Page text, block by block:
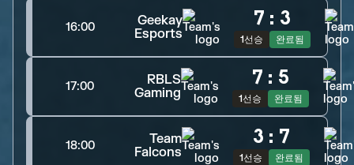
16:00
Geekay
Esports
7 : 3
1선승 완료됨
17:00
RBLS
Gaming
7 : 5
1선승 완료됨
18:00
Team
Falcons
3 : 7
1선승 완료됨